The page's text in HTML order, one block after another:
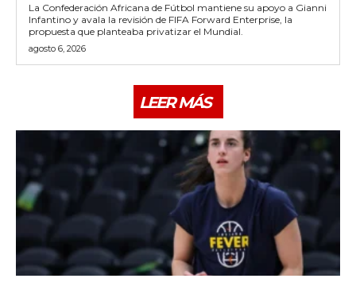
La Confederación Africana de Fútbol mantiene su apoyo a Gianni
Infantino y avala la revisión de FIFA Forward Enterprise, la
propuesta que planteaba privatizar el Mundial.
agosto 6, 2026
LEER MÁS